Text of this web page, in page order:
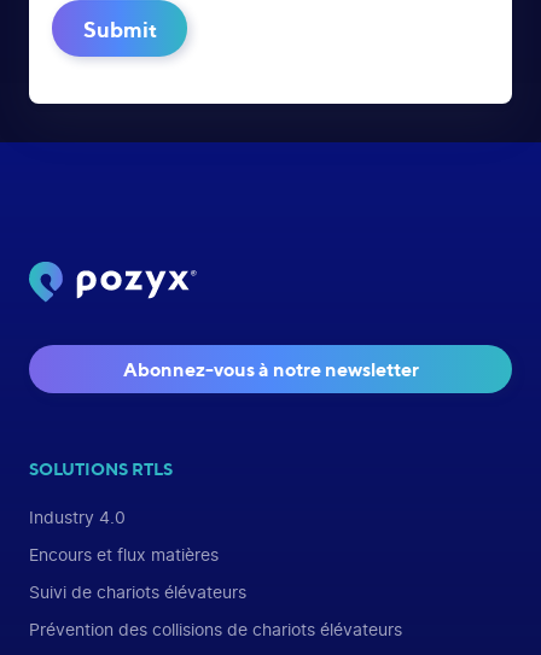
Abonnez-vous à notre newsletter
SOLUTIONS RTLS
Industry 4.0
Encours et flux matières
Suivi de chariots élévateurs
Prévention des collisions de chariots élévateurs